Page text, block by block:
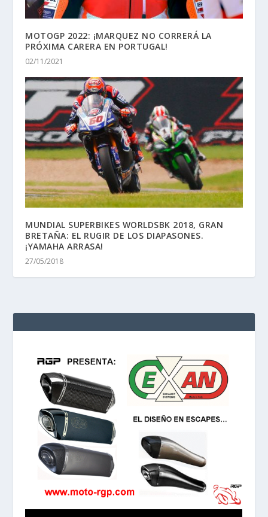
MOTOGP 2022: ¡MARQUEZ NO CORRERÁ LA
PRÓXIMA CARERA EN PORTUGAL!
02/11/2021
MUNDIAL SUPERBIKES WORLDSBK 2018, GRAN
BRETAÑA: EL RUGIR DE LOS DIAPASONES.
¡YAMAHA ARRASA!
27/05/2018